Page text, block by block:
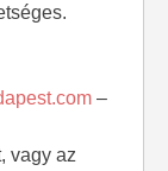
–
vagy az